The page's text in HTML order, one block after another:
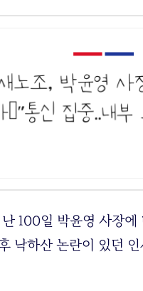
100일 박윤영 사장
낙하산 논란이 있던